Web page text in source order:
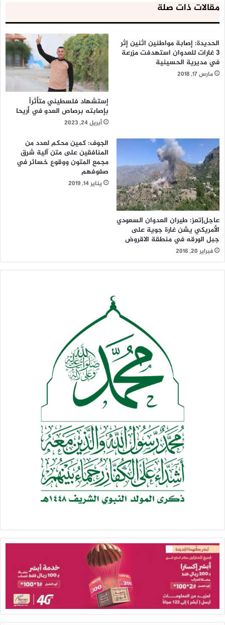
مقالات ذات صلة
الحديدة: إصابة مواطنين اثنين إثر
3 غارات للعدوان استهدفت مزرعة
في مديرية الحسينية
مارس 17, 2018
إستشهاد فلسطيني متأثراً
بإصابته برصاص العدو في أريحا
أبريل 24, 2023
عاجل|تعز: طيران العدوان السعودي
الأمريكي يشن غارة جوية على
جبل الورقه في منطقة الاقروض
فبراير 20, 2016
الجوف: كمين محكم لعدد من
المنافقين على متن آلية شرق
مجمع المتون ووقوع خسائر في
صفوفهم
يناير 14, 2019